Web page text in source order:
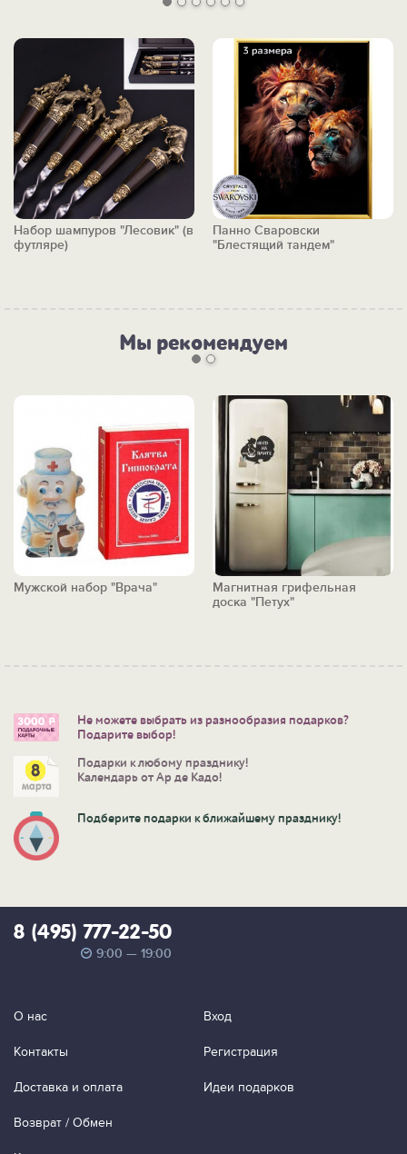
Набор шампуров "Лесовик" (в
футляре)
Панно Сваровски
"Блестящий тандем"
Мы рекомендуем
Мужской набор "Врача"
Магнитная грифельная
доска "Петух"
Не можете выбрать из разнообразия подарков?
Подарите выбор!
Подарки к любому празднику!
Календарь от Ар де Кадо!
Подберите подарки к ближайшему празднику!
8 (495) 777-22-50
9:00 — 19:00
О нас
Контакты
Доставка и оплата
Возврат / Обмен
Вход
Регистрация
Идеи подарков